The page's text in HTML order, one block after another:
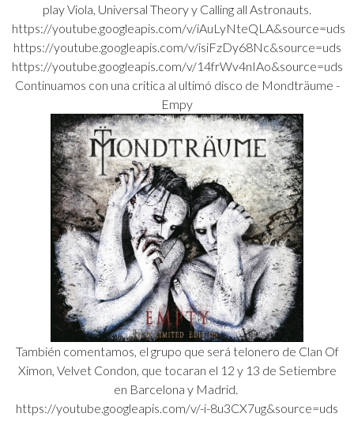
play Viola, Universal Theory y Calling all Astronauts.
https://youtube.googleapis.com/v/iAuLyNteQLA&source=uds
https://youtube.googleapis.com/v/isiFzDy68Nc&source=uds
https://youtube.googleapis.com/v/14frWv4nIAo&source=uds
Continuamos con una critica al ultimó disco de Mondträume -
Empy
También comentamos, el grupo que será telonero de Clan Of
Ximon, Velvet Condon, que tocaran el 12 y 13 de Setiembre
en Barcelona y Madrid.
https://youtube.googleapis.com/v/-i-8u3CX7ug&source=uds